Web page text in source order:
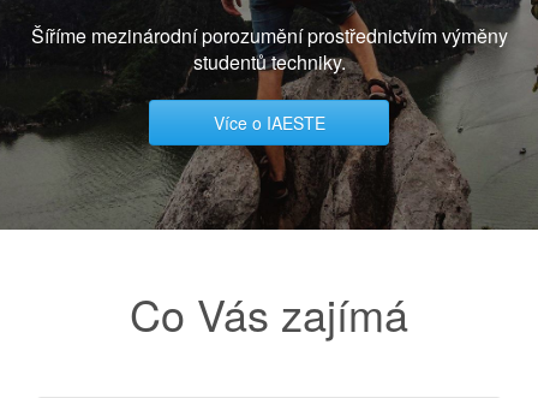
Šíříme mezinárodní porozumění prostřednictvím výměny
studentů techniky.
Více o IAESTE
Co Vás zajímá